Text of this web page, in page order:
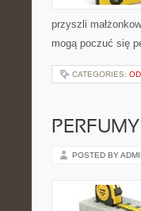
przyszli
mogą poczuć się
CATEGORIES:
POSTED BY